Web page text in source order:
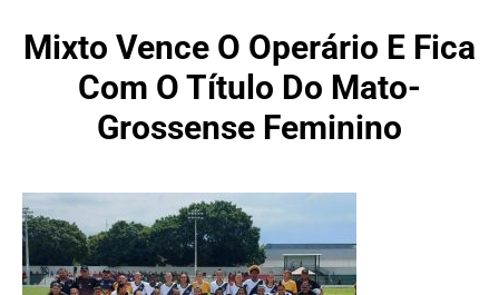
Mixto Vence O Operário E Fica
Com O Título Do Mato-
Grossense Feminino